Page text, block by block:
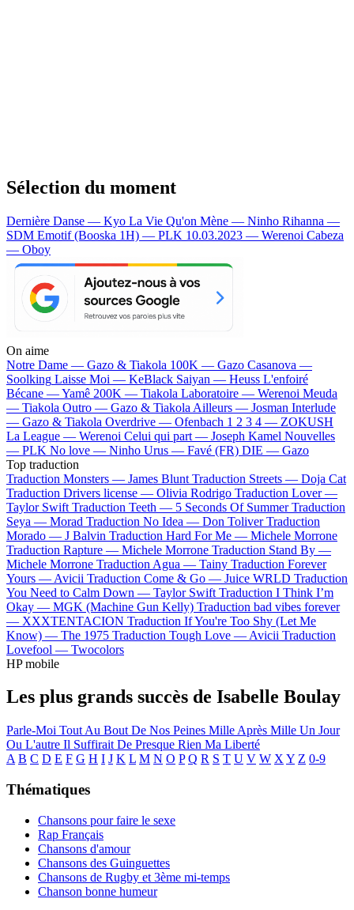
Sélection du moment
Dernière Danse — Kyo La Vie Qu'on Mène — Ninho Rihanna —
SDM Emotif (Booska 1H) — PLK 10.03.2023 — Werenoi Cabeza
— Oboy
On aime
Notre Dame — Gazo & Tiakola 100K — Gazo Casanova —
Soolking Laisse Moi — KeBlack Saiyan — Heuss L'enfoiré
Bécane —Yamê 200K — Tiakola Laboratoire — Werenoi Meuda
— Tiakola Outro — Gazo & Tiakola Ailleurs — Josman Interlude
— Gazo & Tiakola Overdrive — Ofenbach 1 2 3 4 — ZOKUSH
La League — Werenoi Celui qui part — Joseph Kamel Nouvelles
— PLK No love — Ninho Urus — Favé (FR) DIE — Gazo
Top traduction
Traduction Monsters — James Blunt Traduction Streets — Doja Cat
Traduction Drivers license — Olivia Rodrigo Traduction Lover —
Taylor Swift Traduction Teeth — 5 Seconds Of Summer Traduction
Seya — Morad Traduction No Idea — Don Toliver Traduction
Morado — J Balvin Traduction Hard For Me — Michele Morrone
Traduction Rapture — Michele Morrone Traduction Stand By —
Michele Morrone Traduction Agua — Tainy Traduction Forever
Yours — Avicii Traduction Come & Go — Juice WRLD Traduction
You Need to Calm Down — Taylor Swift Traduction I Think I’m
Okay — MGK (Machine Gun Kelly) Traduction bad vibes forever
— XXXTENTACION Traduction If You're Too Shy (Let Me
Know) — The 1975 Traduction Tough Love — Avicii Traduction
Lovefool — Twocolors
HP mobile
Les plus grands succès de Isabelle Boulay
Parle-Moi Tout Au Bout De Nos Peines Mille Après Mille Un Jour
Ou L'autre Il Suffirait De Presque Rien Ma Liberté
A B C D E F G H I J K L M N O P Q R S T U V W X Y Z 0-9
Thématiques
Chansons pour faire le sexe
Rap Français
Chansons d'amour
Chansons des Guinguettes
Chansons de Rugby et 3ème mi-temps
Chanson bonne humeur